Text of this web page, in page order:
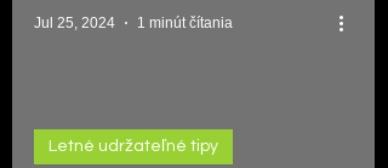
videoLetné udržateľné tipy
Jul 25, 2024 1 minút čítania